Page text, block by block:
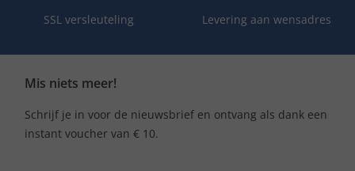
SSL versleuteling Levering aan wensadres
Mis niets meer!
Schrijf je in voor de nieuwsbrief en ontvang als dank een
instant voucher van € 10.